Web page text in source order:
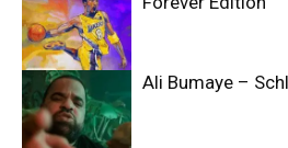
Ali Bumaye –